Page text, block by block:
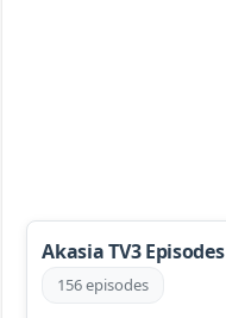
Akasia TV3 Episodes
156 episodes